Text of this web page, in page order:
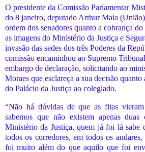
O presidente da Comissão Parlamentar
do 8 janeiro, deputado Arthur Maia
ordem dos senadores quanto a cobrança
as imagens do Ministério da Justiça e
invasão das sedes dos três Poderes da
comissão encaminhou ao Supremo
embargo de declaração, solicitando ao
Moraes que esclareça a sua decisão quanto
do Palácio da Justiça ao colegiado.
“Não há dúvidas de que as fitas
sabemos que não existem apenas duas
Ministério da Justiça, quem já foi lá sabe
todos os corredores, em todos os
foi muito além do que aquilo que foi